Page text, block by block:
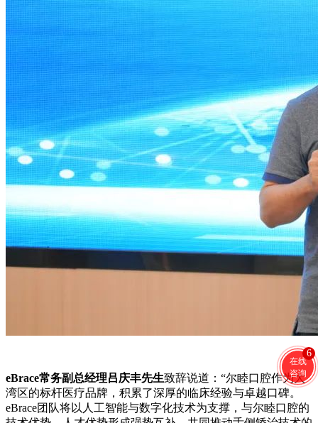
在线
咨询
6
eBrace常务副总经理吕庆丰先生致辞说道：“尔睦口腔作为大
湾区的标杆医疗品牌，积累了深厚的临床经验与卓越口碑。
eBrace团队将以人工智能与数字化技术为支撑，与尔睦口腔的